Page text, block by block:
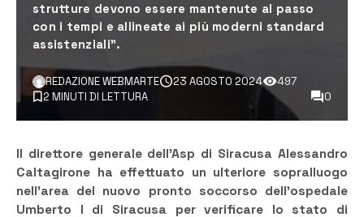
strutture devono essere mantenute al passo
con i tempi e allineate ai più moderni standard
assistenziali”.
REDAZIONE WEBMARTE 23 AGOSTO 2024
497
2 MINUTI DI LETTURA
0
Il direttore generale dell’Asp di Siracusa Alessandro
Caltagirone ha effettuato un ulteriore sopralluogo
nell’area del nuovo pronto soccorso dell’ospedale
Umberto I di Siracusa per verificare lo stato di